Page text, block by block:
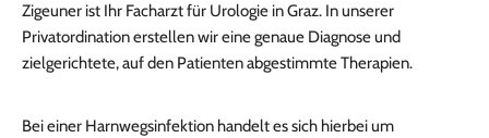
Zigeuner ist Ihr Facharzt für Urologie in Graz. In unserer
Privatordination erstellen wir eine genaue Diagnose und
zielgerichtete, auf den Patienten abgestimmte Therapien.
Bei einer Harnwegsinfektion handelt es sich hierbei um